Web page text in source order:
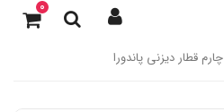
0
چارم قطار دیزنی پاندورا